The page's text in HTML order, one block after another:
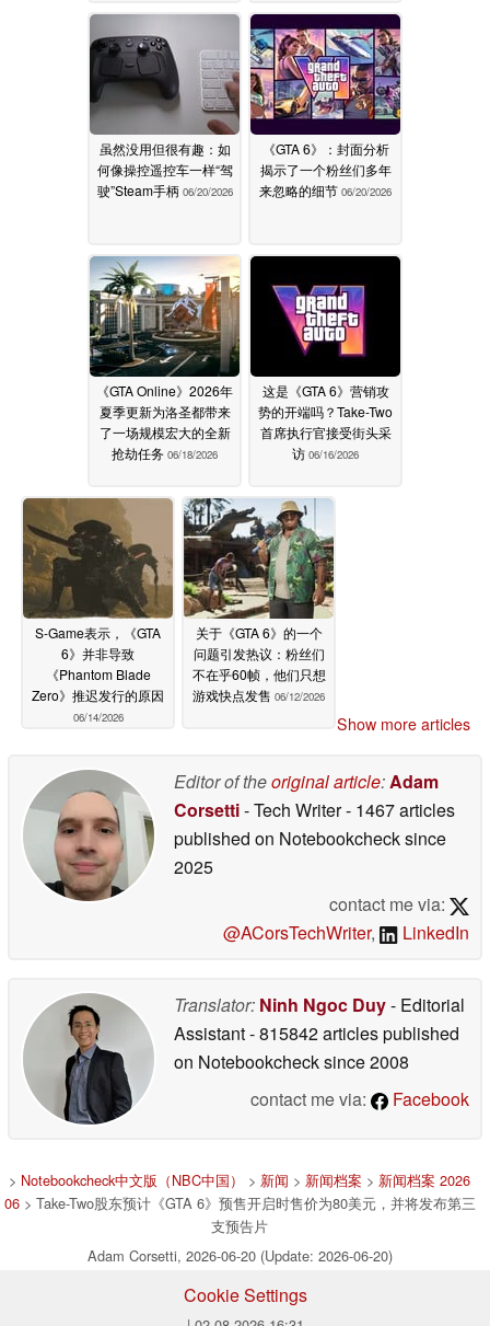
虽然没用但很有趣：如
何像操控遥控车一样“驾
驶”Steam手柄 06/20/2026
《GTA 6》：封面分析
揭示了一个粉丝们多年
来忽略的细节 06/20/2026
《GTA Online》2026年
夏季更新为洛圣都带来
了一场规模宏大的全新
抢劫任务 06/18/2026
这是《GTA 6》营销攻
势的开端吗？Take-Two
首席执行官接受街头采
访 06/16/2026
S-Game表示，《GTA
6》并非导致
《Phantom Blade
Zero》推迟发行的原因
06/14/2026
关于《GTA 6》的一个
问题引发热议：粉丝们
不在乎60帧，他们只想
游戏快点发售 06/12/2026
Show more articles
Editor of theoriginal article:Adam
Corsetti- Tech Writer- 1467 articles
published on Notebookchecksince
2025
contact me via:
@ACorsTechWriter, LinkedIn
Translator: Ninh Ngoc Duy- Editorial
Assistant- 815842 articles published
on Notebookchecksince 2008
contact me via:
Facebook
> Notebookcheck中文版（NBC中国） > 新闻 > 新闻档案 > 新闻档案 2026
06> Take-Two股东预计《GTA 6》预售开启时售价为80美元，并将发布第三
支预告片
Adam Corsetti, 2026-06-20 (Update: 2026-06-20)
Cookie Settings